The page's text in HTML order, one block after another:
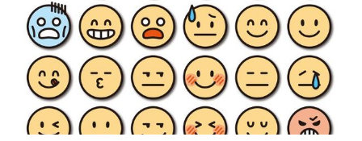
いてある点に注意してください。そう、これは思い込み
だったのです。今思えばそんなばかなと言いたくなるほ
どの、しかし何者かに仕込まれたと考えざるをえないほ
どのまやかしを、私はまんまと信じてしまっていたので
す。 一体いつから縦回転できないと錯覚していた？あな
たが幾度となく打ち込んだであろう「DisplayLink 縦」で
Google 検索 or Twitter 検索をかけると、2つの情報が出て